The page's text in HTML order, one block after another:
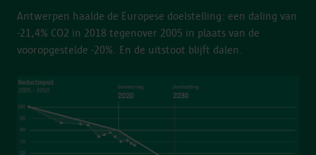
Antwerpen haalde de Europese doelstelling: een daling van
-21,4% CO2 in 2018 tegenover 2005 in plaats van de
vooropgestelde -20%. En de uitstoot blijft dalen.